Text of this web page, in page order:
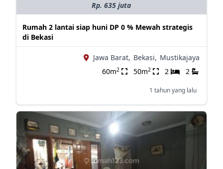
Rp. 635 juta
Rumah 2 lantai siap huni DP 0 % Mewah strategis
di Bekasi
Jawa Barat, Bekasi, Mustikajaya
60m2 50m2 2 2
1 tahun yang lalu